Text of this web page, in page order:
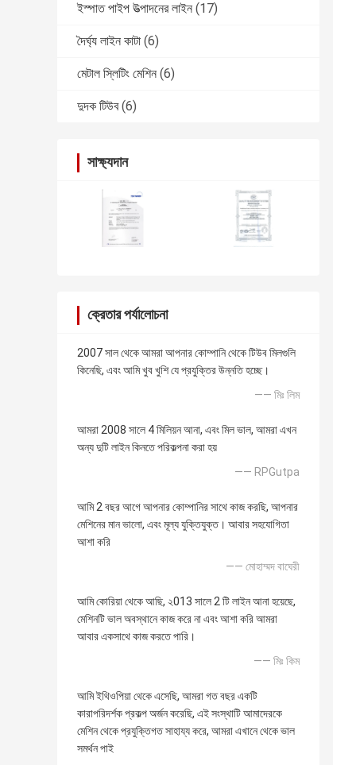
ইস্পাত পাইপ উত্পাদনের লাইন (17)
দৈর্ঘ্য লাইন কাটা (6)
মেটাল স্লিটিং মেশিন (6)
দুদক টিউব (6)
সাক্ষ্যদান
ক্রেতার পর্যালোচনা
2007 সাল থেকে আমরা আপনার কোম্পানি থেকে টিউব মিলগুলি
কিনেছি, এবং আমি খুব খুশি যে প্রযুক্তির উন্নতি হচ্ছে।
—— মিঃ লিম
আমরা 2008 সালে 4 মিলিয়ন আনা, এবং মিল ভাল, আমরা এখন
অন্য দুটি লাইন কিনতে পরিকল্পনা করা হয়
—— RPGutpa
আমি 2 বছর আগে আপনার কোম্পানির সাথে কাজ করছি, আপনার
মেশিনের মান ভালো, এবং মূল্য যুক্তিযুক্ত। আবার সহযোগিতা
আশা করি
—— মোহাম্মদ বাঘেরী
আমি কোরিয়া থেকে আছি, ২013 সালে 2 টি লাইন আনা হয়েছে,
মেশিনটি ভাল অবস্থানে কাজ করে না এবং আশা করি আমরা
আবার একসাথে কাজ করতে পারি।
—— মিঃ কিম
আমি ইথিওপিয়া থেকে এসেছি, আমরা গত বছর একটি
কারাপরিদর্শক প্রকল্প অর্জন করেছি, এই সংস্থাটি আমাদেরকে
মেশিন থেকে প্রযুক্তিগত সাহায্য করে, আমরা এখানে থেকে ভাল
সমর্থন পাই